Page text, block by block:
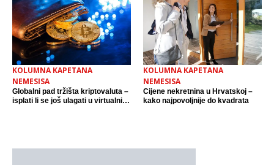
KOLUMNA KAPETANA
NEMESISA
Globalni pad tržišta kriptovaluta –
isplati li se još ulagati u virtualni
KOLUMNA KAPETANA
NEMESISA
Cijene nekretnina u Hrvatskoj –
kako najpovoljnije do kvadrata